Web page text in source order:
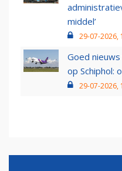
middel’
29-07-2026,
Goed
op Schiphol:
29-07-2026,